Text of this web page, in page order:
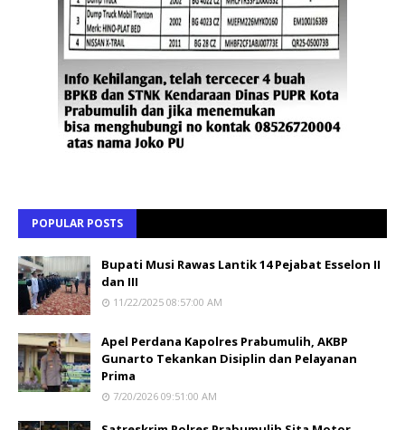
POPULAR POSTS
Bupati Musi Rawas Lantik 14 Pejabat Esselon II
dan III
11/22/2025 08:57:00 AM
Apel Perdana Kapolres Prabumulih, AKBP
Gunarto Tekankan Disiplin dan Pelayanan
Prima
7/20/2026 09:51:00 AM